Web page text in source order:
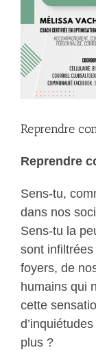
Reprendre
Reprendre
Sens-tu,
dans nos
Sens-tu la
sont
foyers, de
humains qui
cette
plus ?